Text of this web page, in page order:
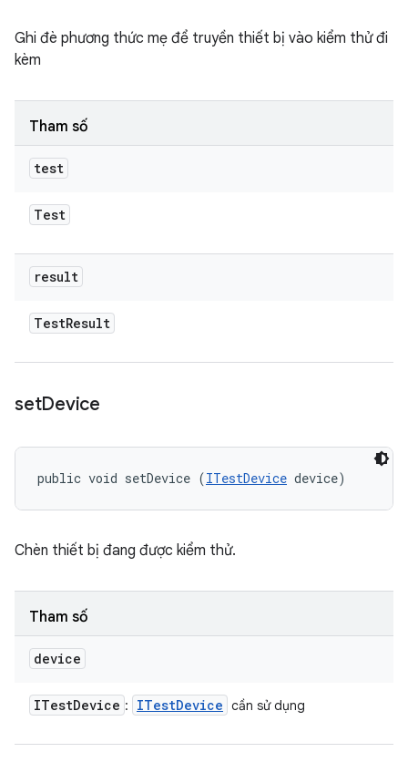
Ghi đè phương thức mẹ để truyền thiết bị vào kiểm thử đi
kèm
Tham số
test
Test
result
TestResult
setDevice
public void setDevice (ITestDevice device)
Chèn thiết bị đang được kiểm thử.
Tham số
device
ITestDevice : ITestDevice cần sử dụng